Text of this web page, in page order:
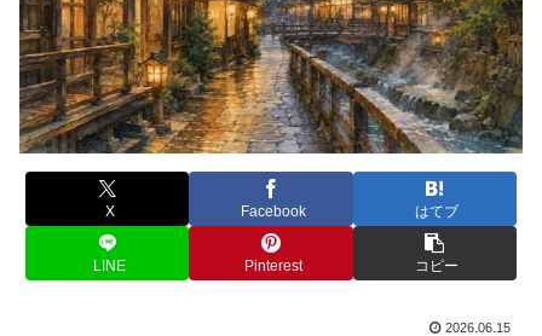
X Facebook はてブ
LINE Pinterest コピー
2026.06.15